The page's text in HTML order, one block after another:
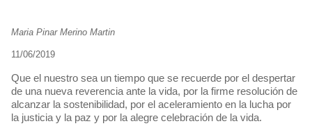
Maria Pinar Merino Martin
11/06/2019
Que el nuestro sea un tiempo que se recuerde por el despertar
de una nueva reverencia ante la vida, por la firme resolución de
alcanzar la sostenibilidad, por el aceleramiento en la lucha por
la justicia y la paz y por la alegre celebración de la vida.